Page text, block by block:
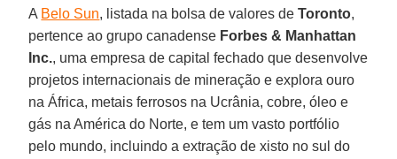
A Belo Sun, listada na bolsa de valores deToronto,
pertence ao grupo canadense Forbes & Manhattan
Inc., uma empresa de capital fechado que desenvolve
projetos internacionais de mineração e explora ouro
na África, metais ferrosos na Ucrânia, cobre, óleo e
gás na América do Norte, e tem um vasto portfólio
pelo mundo, incluindo a extração de xisto no sul do